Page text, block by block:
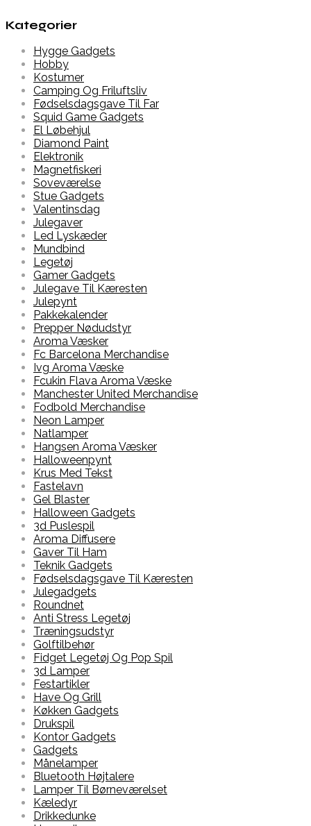
Kategorier
Hygge Gadgets
Hobby
Kostumer
Camping Og Friluftsliv
Fødselsdagsgave Til Far
Squid Game Gadgets
El Løbehjul
Diamond Paint
Elektronik
Magnetfiskeri
Soveværelse
Stue Gadgets
Valentinsdag
Julegaver
Led Lyskæder
Mundbind
Legetøj
Gamer Gadgets
Julegave Til Kæresten
Julepynt
Pakkekalender
Prepper Nødudstyr
Aroma Væsker
Fc Barcelona Merchandise
Ivg Aroma Væske
Fcukin Flava Aroma Væske
Manchester United Merchandise
Fodbold Merchandise
Neon Lamper
Natlamper
Hangsen Aroma Væsker
Halloweenpynt
Krus Med Tekst
Fastelavn
Gel Blaster
Halloween Gadgets
3d Puslespil
Aroma Diffusere
Gaver Til Ham
Teknik Gadgets
Fødselsdagsgave Til Kæresten
Julegadgets
Roundnet
Anti Stress Legetøj
Træningsudstyr
Golftilbehør
Fidget Legetøj Og Pop Spil
3d Lamper
Festartikler
Have Og Grill
Køkken Gadgets
Drukspil
Kontor Gadgets
Gadgets
Månelamper
Bluetooth Højtalere
Lamper Til Børneværelset
Kæledyr
Drikkedunke